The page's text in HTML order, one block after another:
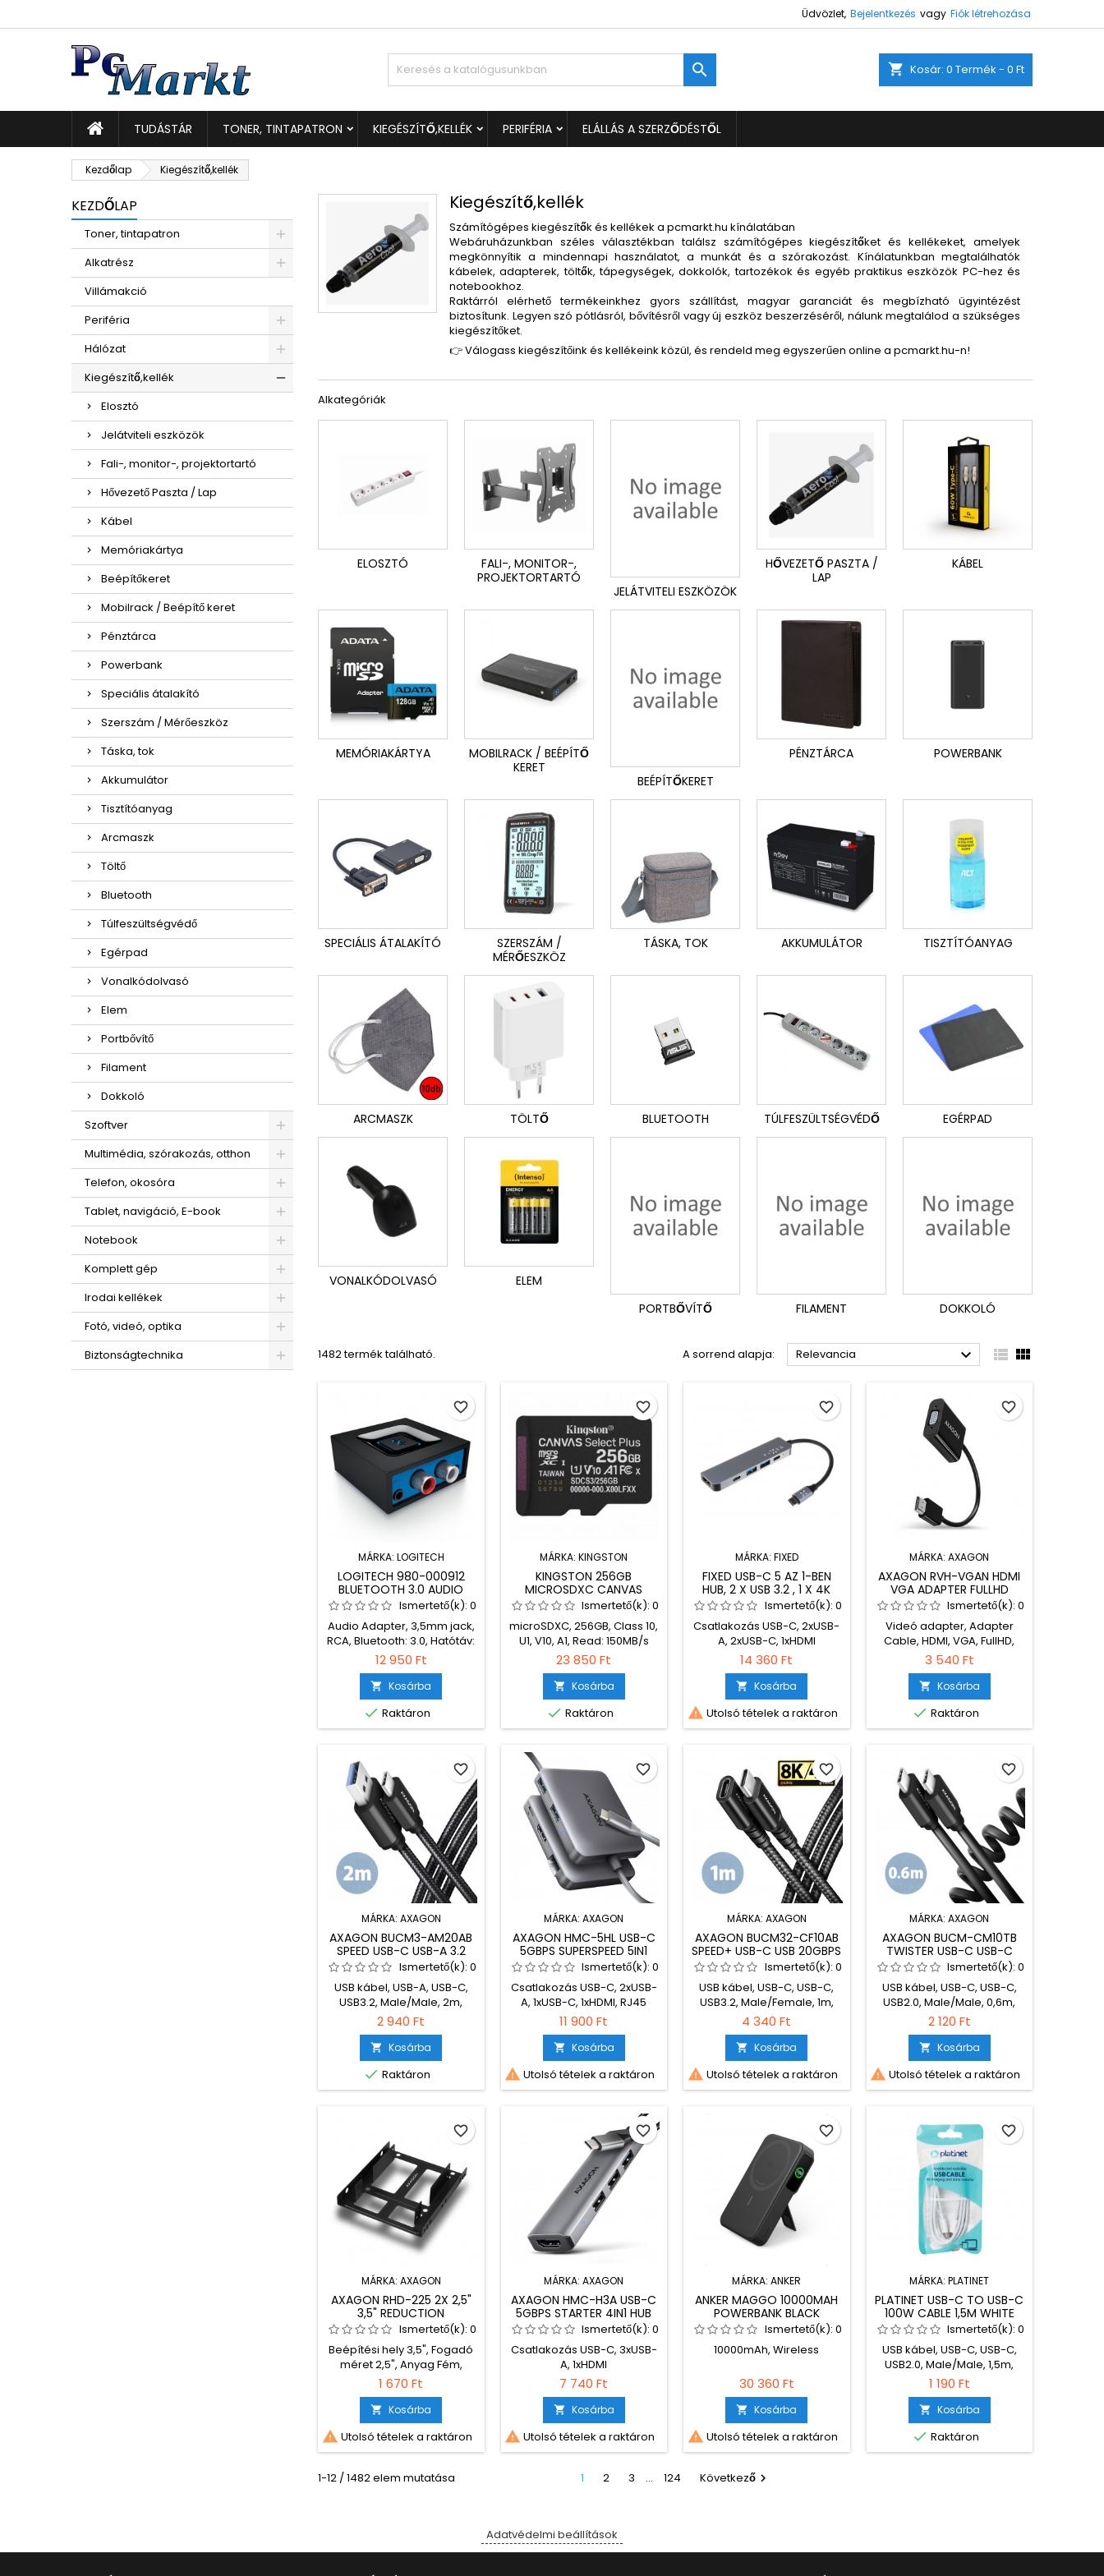
Üdvözlet, Bejelentkezés vagy Fiók létrehozása
shopping_cart Kosár: 0 Termék - 0 Ft

TUDÁSTÁR TONER, TINTAPATRON KIEGÉSZÍTŐ,KELLÉK PERIFÉRIA ELÁLLÁS A SZERZŐDÉSTŐL
Kezdőlap Kiegészítő,kellék
KEZDŐLAP
Toner, tintapatron
Alkatrész
Villámakció
Periféria
Hálózat
Kiegészítő,kellék
Elosztó
Jelátviteli eszközök
Fali-, monitor-, projektortartó
Hővezető Paszta / Lap
Kábel
Memóriakártya
Beépítőkeret
Mobilrack / Beépítő keret
Pénztárca
Powerbank
Speciális átalakító
Szerszám / Mérőeszköz
Táska, tok
Akkumulátor
Tisztítóanyag
Arcmaszk
Töltő
Bluetooth
Túlfeszültségvédő
Egérpad
Vonalkódolvasó
Elem
Portbővítő
Filament
Dokkoló
Szoftver
Multimédia, szórakozás, otthon
Telefon, okosóra
Tablet, navigáció, E-book
Notebook
Komplett gép
Irodai kellékek
Fotó, videó, optika
Biztonságtechnika
Kiegészítő,kellék
Számítógépes kiegészítők és kellékek a pcmarkt.hu kínálatában
Webáruházunkban széles választékban találsz számítógépes kiegészítőket és kellékeket, amelyek
megkönnyítik a mindennapi használatot, a munkát és a szórakozást. Kínálatunkban megtalálhatók
kábelek, adapterek, töltők, tápegységek, dokkolók, tartozékok és egyéb praktikus eszközök PC-hez és
notebookhoz.
Raktárról elérhető termékeinkhez gyors szállítást, magyar garanciát és megbízható ügyintézést
biztosítunk. Legyen szó pótlásról, bővítésről vagy új eszköz beszerzéséről, nálunk megtalálod a szükséges
kiegészítőket.
👉 Válogass kiegészítőink és kellékeink közül, és rendeld meg egyszerűen online a pcmarkt.hu-n!
Alkategóriák
ELOSZTÓ
FALI-, MONITOR-,
PROJEKTORTARTÓ
JELÁTVITELI ESZKÖZÖK
HŐVEZETŐ PASZTA /
LAP
KÁBEL
MEMÓRIAKÁRTYA
MOBILRACK / BEÉPÍTŐ
KERET
BEÉPÍTŐKERET
PÉNZTÁRCA POWERBANK
SPECIÁLIS ÁTALAKÍTÓ
SZERSZÁM /
MÉRŐESZKÖZ
TÁSKA, TOK AKKUMULÁTOR TISZTÍTÓANYAG
ARCMASZK TÖLTŐ BLUETOOTH TÚLFESZÜLTSÉGVÉDŐ EGÉRPAD
VONALKÓDOLVASÓ
ELEM
PORTBŐVÍTŐ
FILAMENT DOKKOLÓ
1482 termék található. A sorrend alapja: Relevancia   
MÁRKA: LOGITECH
LOGITECH 980-000912
BLUETOOTH 3.0 AUDIO
ADAPTER BLACK
Ismertető(k): 0
Audio Adapter, 3,5mm jack,
RCA, Bluetooth: 3.0, Hatótáv:
15m
12 950 Ft
 Kosárba
 Raktáron
favorite_border
MÁRKA:KINGSTON
KINGSTON 256GB
MICROSDXC CANVAS
SELECT PLUS GEN3 CLASS
10 UHS-1 A1 V10 ADAPTER
NÉLKÜL
Ismertető(k):0
microSDXC, 256GB, Class 10,
U1, V10, A1, Read: 150MB/s
23 850 Ft
 Kosárba
 Raktáron
favorite_border
MÁRKA: FIXED
FIXED USB-C 5 AZ 1-BEN
HUB, 2 X USB 3.2 , 1 X 4K
HDMI, 1 X USB-C POWER
DELIVERY TÁMOGATÁSSAL
ÉS 1 X USB-C 3.2 GEN1
Ismertető(k): 0
Csatlakozás USB-C, 2xUSB-
A, 2xUSB-C, 1xHDMI
14 360 Ft
 Kosárba
 Utolsó tételek a raktáron
favorite_border
MÁRKA:AXAGON
AXAGON RVH-VGAN HDMI
VGA ADAPTER FULLHD
AUDIO
Ismertető(k):0
Videó adapter, Adapter
Cable, HDMI, VGA, FullHD,
Male/Female, Black
3 540 Ft
 Kosárba
 Raktáron
favorite_border
MÁRKA: AXAGON
AXAGON BUCM3-AM20AB
SPEED USB-C USB-A 3.2
GEN 1 CABLE 2M BLACK
Ismertető(k): 0
USB kábel, USB-A, USB-C,
USB3.2, Male/Male, 2m,
Black, Töltő és adatkábel,
Szövetborítás
2 940 Ft
 Kosárba
 Raktáron
favorite_border
MÁRKA:AXAGON
AXAGON HMC-5HL USB-C
5GBPS SUPERSPEED 5IN1
HUB
Ismertető(k):0
Csatlakozás USB-C, 2xUSB-
A, 1xUSB-C, 1xHDMI, RJ45
11 900 Ft
 Kosárba
 Utolsó tételek a raktáron
favorite_border
MÁRKA: AXAGON
AXAGON BUCM32-CF10AB
SPEED+ USB-C USB 20GBPS
EXTENSION CABLE 1M BLACK
Ismertető(k): 0
USB kábel, USB-C, USB-C,
USB3.2, Male/Female, 1m,
Black, Töltő és adatkábel,
Szövetborítás
4 340 Ft
 Kosárba
 Utolsó tételek a raktáron
favorite_border
MÁRKA:AXAGON
AXAGON BUCM-CM10TB
TWISTER USB-C USB-C
CABLE 0,6M BLACK
Ismertető(k):0
USB kábel, USB-C, USB-C,
USB2.0, Male/Male, 0,6m,
Black, Töltő és adatkábel
2 120 Ft
 Kosárba
 Utolsó tételek a raktáron
favorite_border
MÁRKA: AXAGON
AXAGON RHD-225 2X 2,5"
3,5" REDUCTION
Ismertető(k): 0
Beépítési hely 3,5", Fogadó
méret 2,5", Anyag Fém,
Black
1 670 Ft
 Kosárba
 Utolsó tételek a raktáron
favorite_border
MÁRKA:AXAGON
AXAGON HMC-H3A USB-C
5GBPS STARTER 4IN1 HUB
SILVER
Ismertető(k):0
Csatlakozás USB-C, 3xUSB-
A, 1xHDMI
7 740 Ft
 Kosárba
 Utolsó tételek a raktáron
favorite_border
MÁRKA:ANKER
ANKER MAGGO 10000MAH
POWERBANK BLACK
Ismertető(k): 0
10000mAh, Wireless
30 360 Ft
 Kosárba
 Utolsó tételek a raktáron
favorite_border
MÁRKA:PLATINET
PLATINET USB-C TO USB-C
100W CABLE 1,5M WHITE
Ismertető(k):0
USB kábel, USB-C, USB-C,
USB2.0, Male/Male, 1,5m,
White, Töltő és adatkábel
1 190 Ft
 Kosárba
 Raktáron
favorite_border
1-12 / 1482 elem mutatása 1 2 3 … 124 Következő
Adatvédelmi beállítások
Kívánságlistáim
Új lista létrehozása
((modalTitle))
((confirmMessage))
Kívánságlista létrehozása
Bejelentkezés
Be kell jelentkezned a termékek kívánságlistába történő mentéséhez.